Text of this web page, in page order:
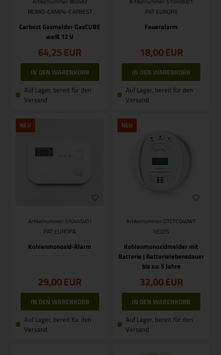
Artikelnummer: 802482
REIMO-CAMP4-CARBEST
Carbest Gasmelder GasCUBE
weiß 12 V
64,25EUR
Auf Lager, bereit für den
Versand
Artikelnummer: 510449V01
PAT EUROPA
Feueralarm
18,00EUR
Auf Lager, bereit für den
Versand
NEU
Artikelnummer: 510445V01
PAT EUROPA
Kohlenmonoxid-Alarm
29,00EUR
Auf Lager, bereit für den
Versand
NEU
Artikelnummer: DTCTCO40WT
NEDIS
Kohlenmonoxidmelder mit
Batterie | Batterielebensdauer
bis zu: 5 Jahre
32,00EUR
Auf Lager, bereit für den
Versand